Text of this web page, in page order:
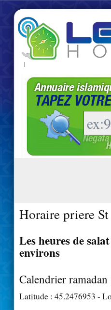
|
Horaire priere
Les heures de
environs
Calendrier
Latitude : 45.2476953 -